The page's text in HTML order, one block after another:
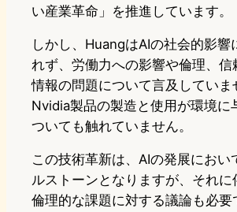
い産業革命」を推進しています。
しかし、HuangはAIの社会的影響
れず、労働力への影響や倫理、信
情報の問題について言及していま
Nvidia製品の製造と使用が環境に
ついても触れていません。
この技術革新は、AIの発展におい
ルストーンとなりますが、それに
倫理的な課題に対する議論も必要